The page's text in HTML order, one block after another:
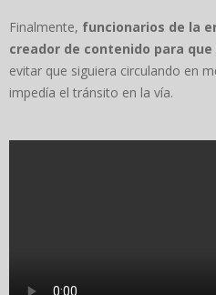
Finalmente, funcionarios de la
creador de contenido para
evitar que siguiera circulando en
impedía el tránsito en la vía.